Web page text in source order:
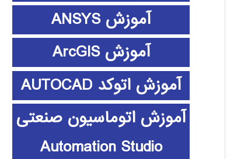
آموزش ANSYS
آموزش ArcGIS
آموزش اتوکد AUTOCAD
آموزش اتوماسیون صنعتی
Automation Studio